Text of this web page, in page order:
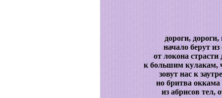
дороги,
начало берут
от локона
к большим кулакам,
зовут нас к
но бритва оккама
из абрисов